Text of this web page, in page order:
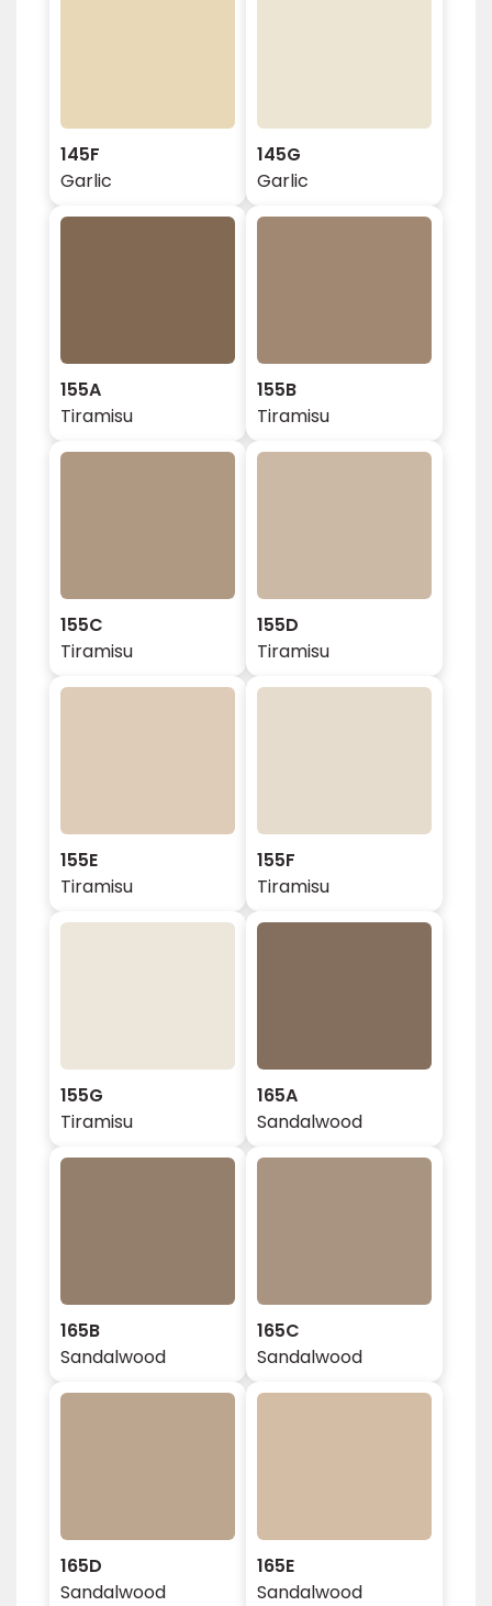
145F
Garlic
145G
Garlic
155A
Tiramisu
155B
Tiramisu
155C
Tiramisu
155D
Tiramisu
155E
Tiramisu
155F
Tiramisu
155G
Tiramisu
165A
Sandalwood
165B
Sandalwood
165C
Sandalwood
165D
Sandalwood
165E
Sandalwood